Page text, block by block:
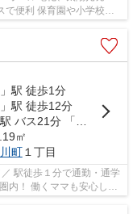
で便利 保育園や小学校、
物件...
」駅 徒歩1分
」駅 徒歩12分
バス21分 「福島（東京都）」 停歩9分
㎡
町１丁目
駅徒歩１分で通勤・通学
内！ 働くママも安心して
...